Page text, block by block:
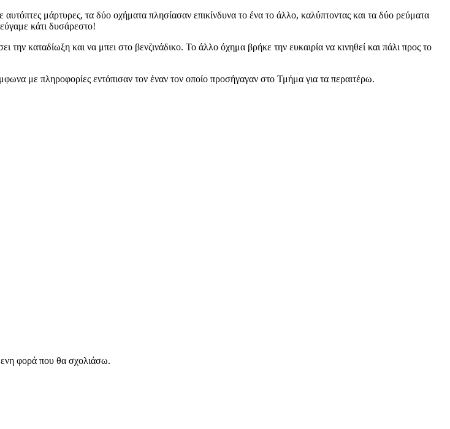
μάρτυρες, τα δύο οχήματα πλησίασαν επικίνδυνα το ένα το άλλο, καλύπτοντας και τα δύο ρεύματα
κάτι δυσάρεστο!
καταδίωξη και να μπει στο βενζινάδικο. Το άλλο όχημα βρήκε την ευκαιρία να κινηθεί και πάλι προς το
με πληροφορίες εντόπισαν τον έναν τον οποίο προσήγαγαν στο Τμήμα για τα περαιτέρω.
φορά που θα σχολιάσω.